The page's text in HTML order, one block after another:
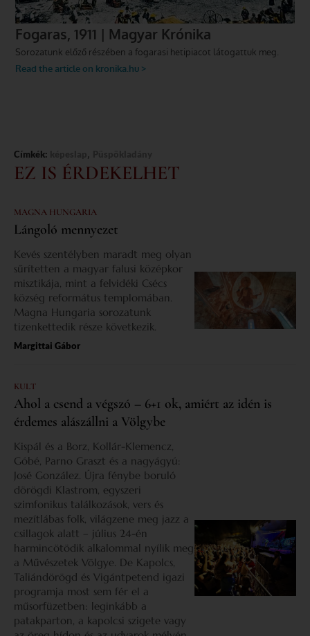
Címkék: ,
EZ IS ÉRDEKELHET
MAGNA HUNGARIA
Lángoló mennyezet
Kevés szentélyben maradt meg olyan
sűrítetten a magyar falusi középkor
misztikája, mint a felvidéki Csécs
község református templomában.
Magna Hungaria sorozatunk
tizenkettedik része következik.
Margittai Gábor
KULT
Ahol a csend a végszó – 6+1 ok, amiért az idén is
érdemes alászállni a Völgybe
Kispál és a Borz, Kollár-Klemencz,
Góbé, Parno Graszt és a nagyágyú:
José González. Újra fénybe boruló
dörögdi Klastrom, egyszeri
szimfonikus találkozások, vers és
mezítlábas folk, világzene meg jazz a
csillagok alatt – július 24-én
harmincötödik alkalommal nyílik meg
a Művészetek Völgye. De Kapolcs,
Taliándörögd és Vigántpetend igazi
programja most sem fér el a
műsorfüzetben: leginkább a
patakparton, a kapolcsi szigete vagy